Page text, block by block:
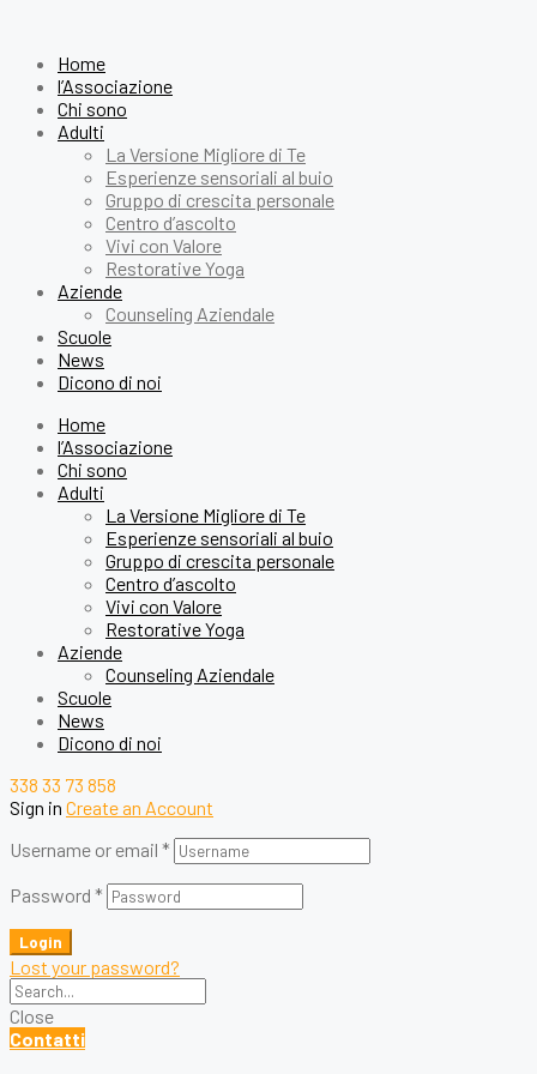
Home
l’Associazione
Chi sono
Adulti
La Versione Migliore di Te
Esperienze sensoriali al buio
Gruppo di crescita personale
Centro d’ascolto
Vivi con Valore
Restorative Yoga
Aziende
Counseling Aziendale
Scuole
News
Dicono di noi
Home
l’Associazione
Chi sono
Adulti
La Versione Migliore di Te
Esperienze sensoriali al buio
Gruppo di crescita personale
Centro d’ascolto
Vivi con Valore
Restorative Yoga
Aziende
Counseling Aziendale
Scuole
News
Dicono di noi
338 33 73 858
Sign in Create an Account
Username or email *
Password *
Login
Lost your password?
Close
Contatti